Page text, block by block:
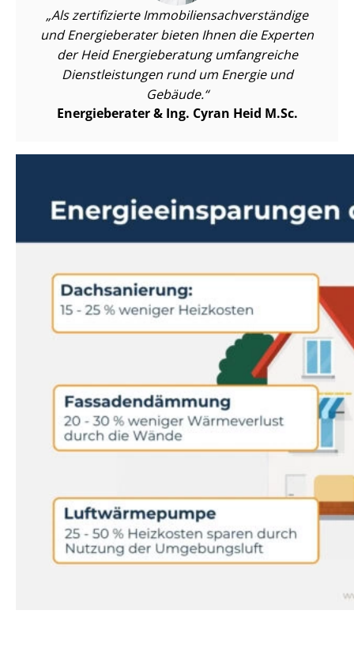
Als zertifizierte Im­mo­bi­li­en­sach­ver­stän­di­ge
und Energieberater bieten Ihnen die Experten
der Heid Energieberatung umfangreiche
Dienst­leis­tun­gen rund um Energie und
Gebäude.
Energieberater & Ing. Cyran Heid M.Sc.